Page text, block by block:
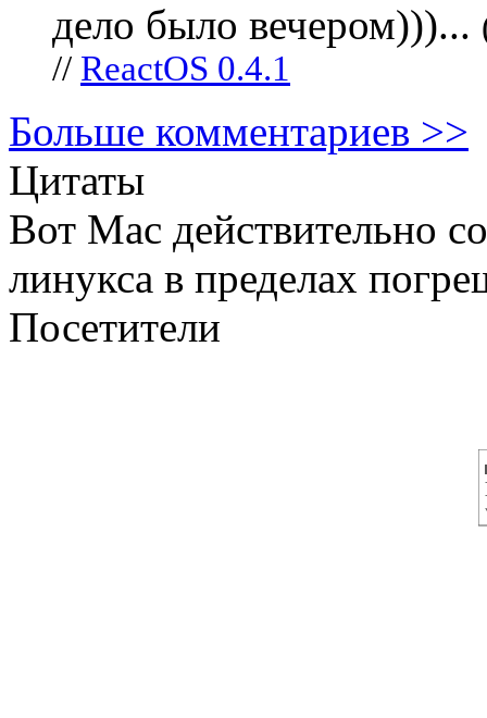
дело было вечером)))...
// ReactOS 0.4.1
Больше комментариев >>
Цитаты
Вот Mac действительно
линукса в пределах
Посетители